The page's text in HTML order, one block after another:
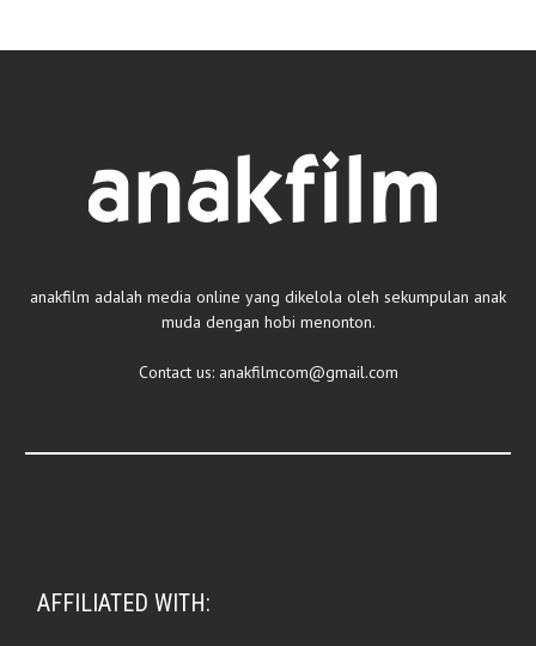
anakfilm adalah media online yang dikelola oleh sekumpulan anak
muda dengan hobi menonton.
Contact us: anakfilmcom@gmail.com
AFFILIATED WITH: